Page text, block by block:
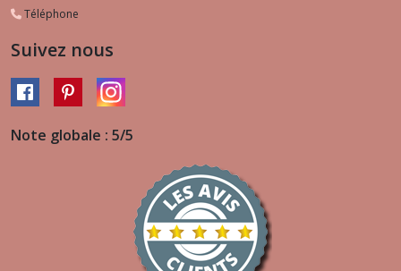
Téléphone
Suivez nous
Note globale : 5/5